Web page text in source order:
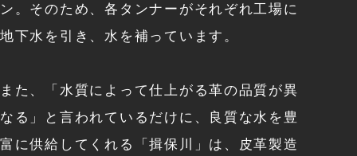
ン。 そのため、各タンナーがそれぞれ工場に
地下水を引き、水を補っています。
また、「水質によって仕上がる革の品質が異
なる」と言われているだけに、 良質な水を豊
富に供給してくれる「揖保川」は、皮革製造